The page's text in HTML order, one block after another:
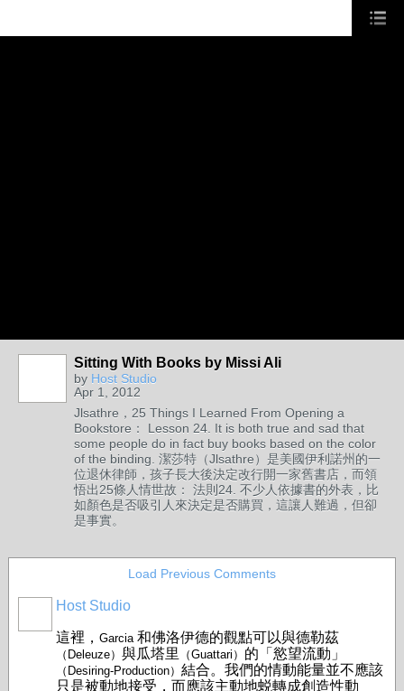
Sitting With Books by Missi Ali
by Host Studio
Apr 1, 2012
Jlsathre，25 Things I Learned From Opening a
Bookstore： Lesson 24. It is both true and sad that
some people do in fact buy books based on the color
of the binding. 潔莎特（Jlsathre）是美國伊利諾州的一
位退休律師，孩子長大後決定改行開一家舊書店，而領
悟出25條人情世故： 法則24. 不少人依據書的外表，比
如顏色是否吸引人來決定是否購買，這讓人難過，但卻
是事實。
Load Previous Comments
Host Studio
這裡， Garcia 和佛洛伊德的觀點可以與德勒茲
（Deleuze） 與瓜塔里 （Guattari） 的「慾望流動」
（Desiring-Production） 結合。我們的情動能量並不應該
只是被動地接受，而應該主動地蜕轉成創造性動